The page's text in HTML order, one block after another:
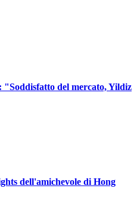
"Soddisfatto del mercato, Yildiz
dell'amichevole di Hong